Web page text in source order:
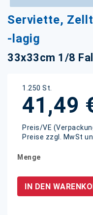
Serviette,
-lagig
33x33cm 1/8
1.250 St.
41,49
Preis/VE
Preise zzgl. MwSt
Menge
IN DEN
Anfang
der
Bildgalerie
springen